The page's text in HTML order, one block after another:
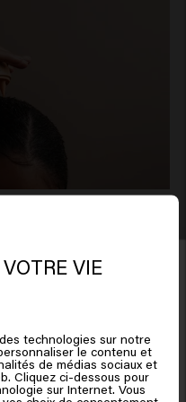
des cheveux
une croissance
entretien de votre
nutriments dont ils
en
emplacement ci-
VIE
technologies sur notre
le contenu et
de médias sociaux et
Cliquez ci-dessous pour
sur Internet. Vous